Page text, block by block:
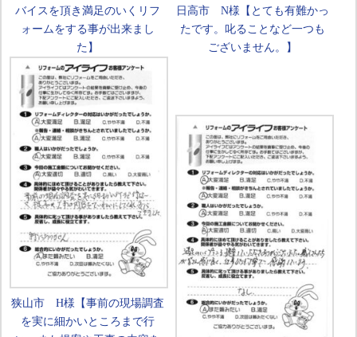
バイスを頂き満足のいくリフ
ォームをする事が出来まし
た】
日高市 N様【とても有難かっ
たです。叱ることなど一つも
ございません。】
狭山市 H様【事前の現場調査
を実に細かいところまで行